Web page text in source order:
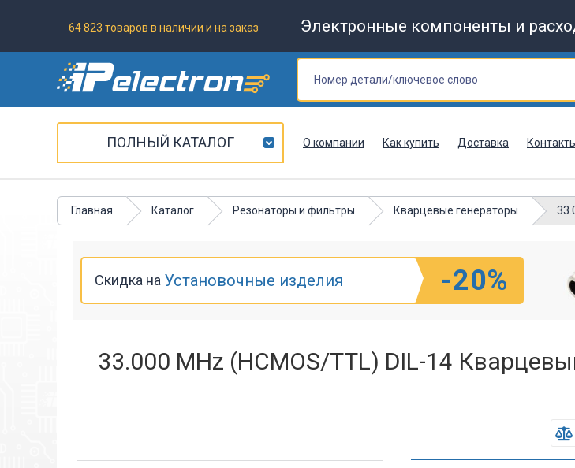
64 823 товаров в наличии и на заказ Электронные компоненты и
ПОЛНЫЙ КАТАЛОГ О компании Как купить Доставка
Главная Каталог Резонаторы и фильтры Кварцевые генераторы
Скидка на Установочные изделия -20%
33.000 MHz (HCMOS/TTL) DIL-14